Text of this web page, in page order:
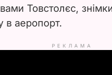
Товстолєс,
в аеропорт.
РЕКЛАМА